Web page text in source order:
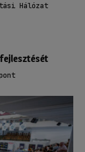
Hálózat